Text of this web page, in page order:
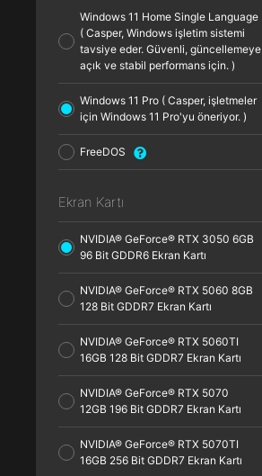
Windows 11 Home Single Language
( Casper, Windows işletim sistemi
tavsiye eder. Güvenli, güncellemeye
açık ve stabil performans için. )
Windows 11 Pro ( Casper, işletmeler
için Windows 11 Pro'yu öneriyor. )
FreeDOS
Ekran Kartı
NVIDIA® GeForce® RTX 3050 6GB
96 Bit GDDR6 Ekran Kartı
NVIDIA® GeForce® RTX 5060 8GB
128 Bit GDDR7 Ekran Kartı
NVIDIA® GeForce® RTX 5060TI
16GB 128 Bit GDDR7 Ekran Kartı
NVIDIA® GeForce® RTX 5070
12GB 196 Bit GDDR7 Ekran Kartı
NVIDIA® GeForce® RTX 5070TI
16GB 256 Bit GDDR7 Ekran Kartı